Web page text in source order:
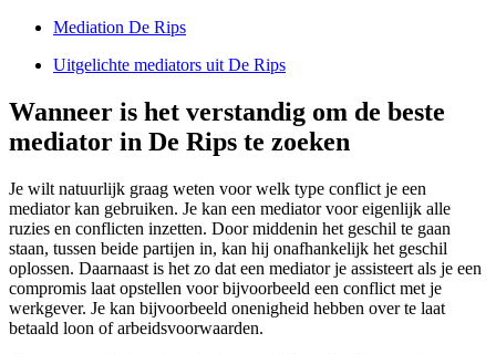
Mediation De Rips
Uitgelichte mediators uit De Rips
Wanneer is het verstandig om de beste
mediator in De Rips te zoeken
Je wilt natuurlijk graag weten voor welk type conflict je een
mediator kan gebruiken. Je kan een mediator voor eigenlijk alle
ruzies en conflicten inzetten. Door middenin het geschil te gaan
staan, tussen beide partijen in, kan hij onafhankelijk het geschil
oplossen. Daarnaast is het zo dat een mediator je assisteert als je een
compromis laat opstellen voor bijvoorbeeld een conflict met je
werkgever. Je kan bijvoorbeeld onenigheid hebben over te laat
betaald loon of arbeidsvoorwaarden.